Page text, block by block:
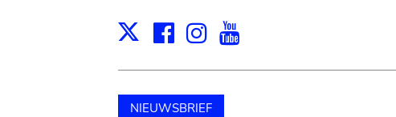
X Facebook
Instagram
NIEUWSBRIEF